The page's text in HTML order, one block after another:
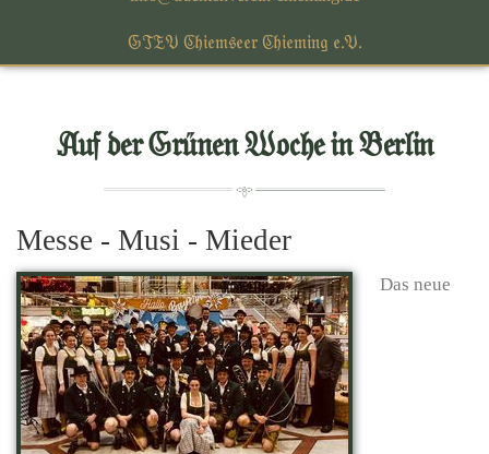
GTEV Chiemseer Chieming e.V.
Auf der Grünen Woche in Berlin
Messe - Musi - Mieder
Das neue